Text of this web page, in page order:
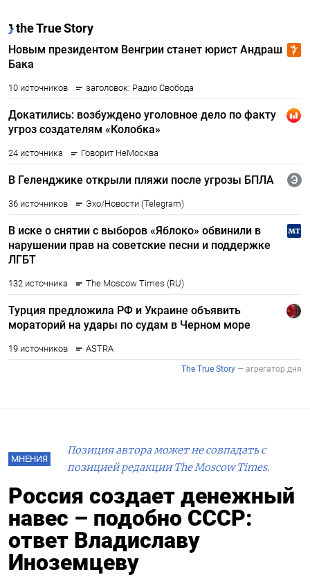
МНЕНИЯ
Позиция автора может не совпадать с
позицией редакции The Moscow Times.
Россия создает денежный
навес – подобно СССР:
ответ Владиславу
Иноземцеву